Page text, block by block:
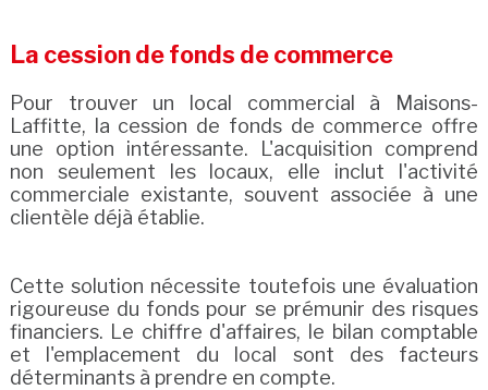
La cession de fonds de commerce
Pour trouver un local commercial à Maisons-
Laffitte, la cession de fonds de commerce offre
une option intéressante. L'acquisition comprend
non seulement les locaux, elle inclut l'activité
commerciale existante, souvent associée à une
clientèle déjà établie.
Cette solution nécessite toutefois une évaluation
rigoureuse du fonds pour se prémunir des risques
financiers. Le chiffre d'affaires, le bilan comptable
et l'emplacement du local sont des facteurs
déterminants à prendre en compte.